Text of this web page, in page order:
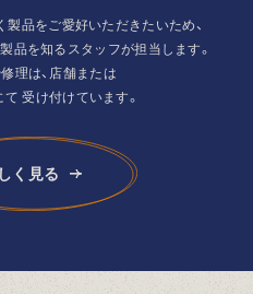
製品をご愛好いただきたいため、
品を知るスタッフが担当します。
理は、店舗または
て 受け付けています。
く見る